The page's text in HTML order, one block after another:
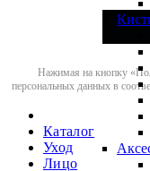
Нажимая на кнопку
персональных данных в
Каталог
Уход
Лицо